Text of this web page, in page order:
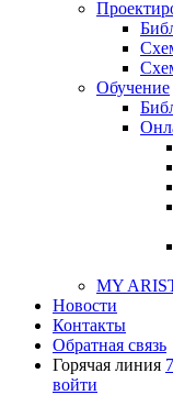
Обучение
MY
Новости
Контакты
Обратная связь
Горячая линия
войти